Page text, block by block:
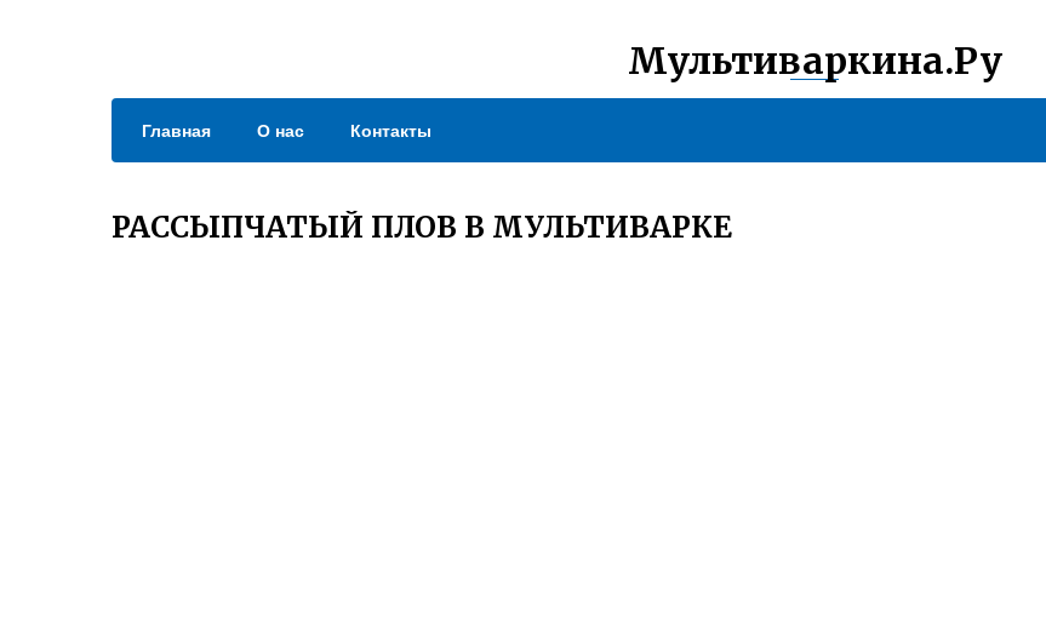
Мультиваркина.Ру
Главная О нас Контакты
РАССЫПЧАТЫЙ ПЛОВ В МУЛЬТИВАРКЕ